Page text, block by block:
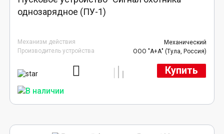
однозарядное (ПУ-1)
Механизм действия
Механический
Производитель устройства
ООО "А+А" (Тула, Россия)
Купить